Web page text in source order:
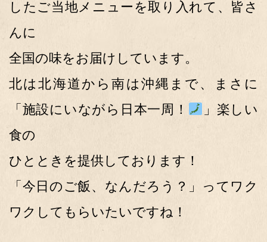
したご当地メニューを取り入れて、皆さ
んに
全国の味をお届けしています。
北は北海道から南は沖縄まで、まさに
「施設にいながら日本一周！
」楽しい
食の
ひとときを提供しております！
「今日のご飯、なんだろう？」ってワク
ワクしてもらいたいですね！